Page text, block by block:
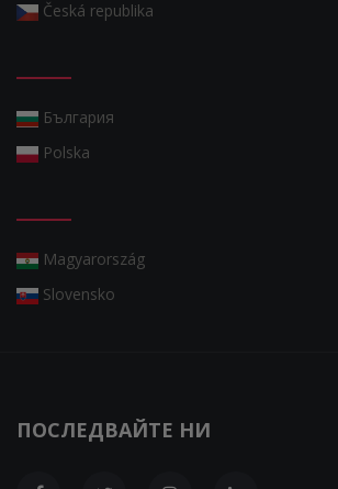
Česká republika
България
Polska
Magyarország
Slovensko
ПОСЛЕДВАЙТЕ НИ